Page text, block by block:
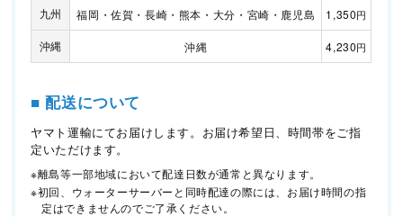
九州 福岡 ・佐賀 ・長崎 ・ 熊本 ・ 大分 ・ 宮崎 ・ 鹿児島 1,350円
沖縄 沖縄 4,230円
■ 配送について
ヤマト運輸にてお届けします。お届け希望日、時間帯をご指
定いただけます。
※離島等一部地域において配達日数が通常と異なります。
※初回、ウォーターサーバーと同時配達の際には、お届け時間の指
定はできませんのでご了承ください。